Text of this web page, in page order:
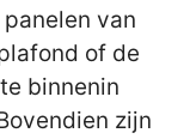
van
of de
binnenin
zijn